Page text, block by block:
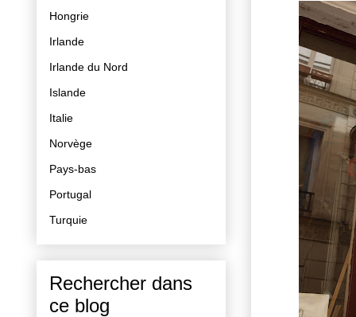
Hongrie
Irlande
Irlande du Nord
Islande
Italie
Norvège
Pays-bas
Portugal
Turquie
Rechercher dans
ce blog